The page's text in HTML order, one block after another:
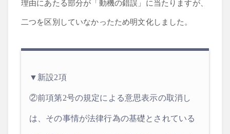
理由にあたる部分が「動機の錯誤」に当たりますが、
二つを区別していなかったため明文化しました。
▼新設2項
②前項第2号の規定による意思表示の取消し
は、その事情が法律行為の基礎とされている